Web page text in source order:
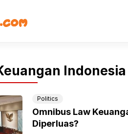
Indonesia
Politics
Omnibus Law
Diperluas?